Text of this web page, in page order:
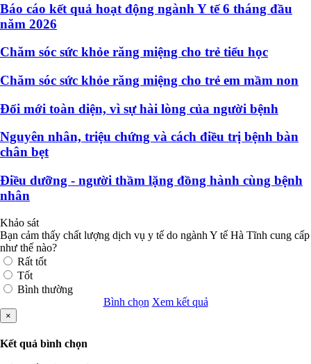
Báo cáo kết quả hoạt động ngành Y tế 6 tháng đầu
năm 2026
Chăm sóc sức khỏe răng miệng cho trẻ tiểu học
Chăm sóc sức khỏe răng miệng cho trẻ em mầm non
Đổi mới toàn diện, vì sự hài lòng của người bệnh
Nguyên nhân, triệu chứng và cách điều trị bệnh bàn
chân bẹt
Điều dưỡng - người thầm lặng đồng hành cùng bệnh
nhân
Khảo sát
Bạn cảm thấy chất lượng dịch vụ y tế do ngành Y tế Hà Tĩnh cung cấp
như thế nào?
Rất tốt
Tốt
Bình thường
Bình chọn Xem kết quả
×
Kết quả bình chọn